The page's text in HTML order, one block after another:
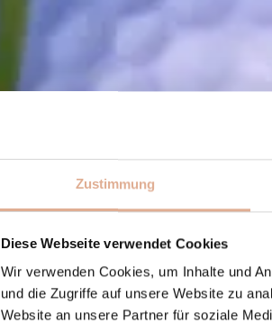
Zustimmung
Diese Webseite verwendet Cookies
Wir verwenden Cookies, um Inhalte und
und die Zugriffe auf unsere Website zu
Website an unsere Partner für soziale